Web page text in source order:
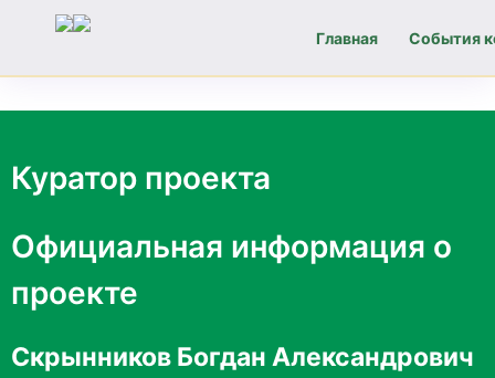
Главная События
поКуратор проекта
Официальная информация о
проекте
Скрынников Богдан Александрович